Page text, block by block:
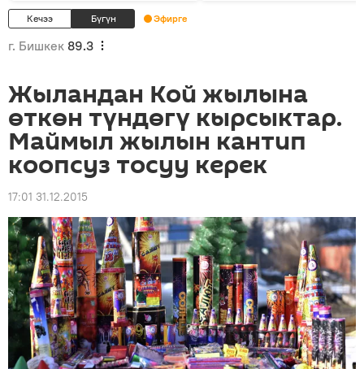
Кечээ Бүгүн Эфирге
г. Бишкек 89.3
Жыландан Кой жылына
өткөн түндөгү кырсыктар.
Маймыл жылын кантип
коопсуз тосуу керек
17:01 31.12.2015